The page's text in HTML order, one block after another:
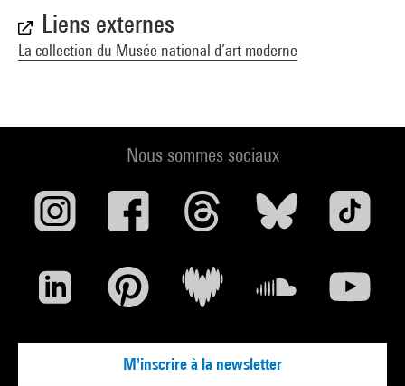
Liens externes
La collection du Musée national d’art moderne
Nous sommes sociaux
M'inscrire à la newsletter